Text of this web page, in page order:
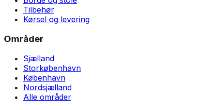
Tilbehør
Kørsel og levering
Områder
Sjælland
Storkøbenhavn
København
Nordsjælland
Alle områder